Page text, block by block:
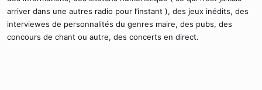
arriver dans une autres radio pour l’instant ), des jeux inédits, des
interviewes de personnalités du genres maire, des pubs, des
concours de chant ou autre, des concerts en direct.